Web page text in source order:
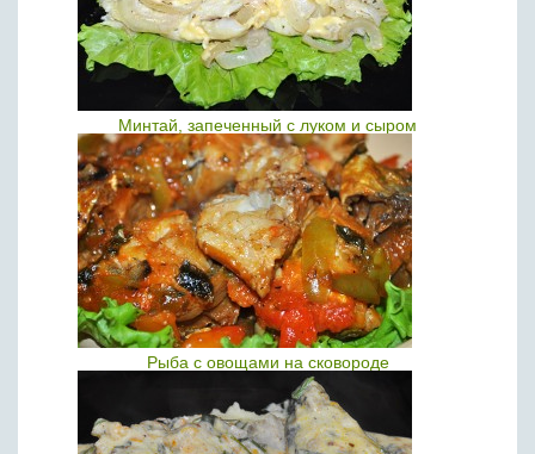
Минтай, запеченный с луком и сыром
Рыба с овощами на сковороде